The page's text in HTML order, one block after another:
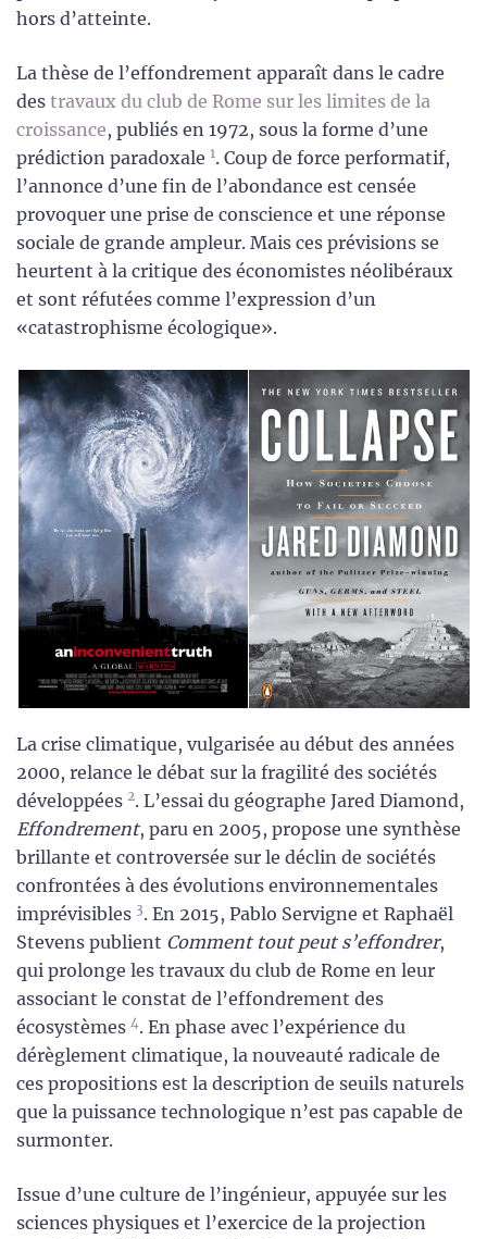
hors d’atteinte.
La thèse de l’effondrement apparaît dans le cadre
des travaux du club de Rome sur les limites de la
croissance, publiés en 1972, sous la forme d’une
prédiction paradoxale 1. Coup de force performatif,
l’annonce d’une fin de l’abondance est censée
provoquer une prise de conscience et une réponse
sociale de grande ampleur. Mais ces prévisions se
heurtent à la critique des économistes néolibéraux
et sont réfutées comme l’expression d’un
«catastrophisme écologique».
La crise climatique, vulgarisée au début des années
2000, relance le débat sur la fragilité des sociétés
développées 2. L’essai du géographe Jared Diamond,
Effondrement, paru en 2005, propose une synthèse
brillante et controversée sur le déclin de sociétés
confrontées à des évolutions environnementales
imprévisibles 3. En 2015, Pablo Servigne et Raphaël
Stevens publient Comment tout peut s’effondrer,
qui prolonge les travaux du club de Rome en leur
associant le constat de l’effondrement des
écosystèmes 4. En phase avec l’expérience du
dérèglement climatique, la nouveauté radicale de
ces propositions est la description de seuils naturels
que la puissance technologique n’est pas capable de
surmonter.
Issue d’une culture de l’ingénieur, appuyée sur les
sciences physiques et l’exercice de la projection